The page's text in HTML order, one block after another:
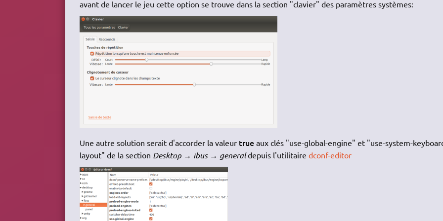
avant de lancer le jeu cette option se trouve dans la section "clavier" des paramètres systèmes:
Une autre solution serait d'accorder la valeur trueaux clés "use-global-engine" et "use-system-
layout" de la section Desktop → ibus → generaldepuis l'utilitaire dconf-editor